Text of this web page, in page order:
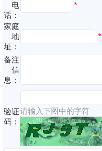
电
话：
*
家庭
地
址：
*
备注
信
息：
验证
码：
请输入下图中的字符